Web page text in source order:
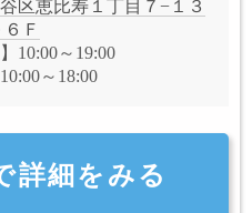
区恵比寿１丁目７−１３
Ｆ
10:00～19:00
～18:00
詳細をみる